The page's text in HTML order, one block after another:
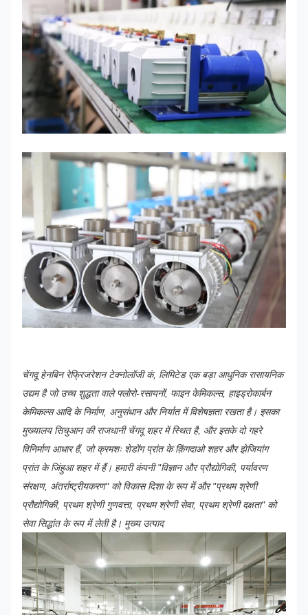
चेंगदू हेनबिन रेफ्रिजरेशन टेक्नोलॉजी कं, लिमिटेड एक बड़ा आधुनिक रासायनिक
उद्यम है जो उच्च शुद्धता वाले फ्लोरो-रसायनों, फाइन केमिकल्स, हाइड्रोकार्बन
केमिकल्स आदि के निर्माण, अनुसंधान और निर्यात में विशेषज्ञता रखता है। इसका
मुख्यालय सिचुआन की राजधानी चेंगदू शहर में स्थित है, और इसके दो गहरे
विनिर्माण आधार हैं, जो क्रमशः शेडोंग प्रांत के क़िंगदाओ शहर और झेजियांग
प्रांत के जिंहुआ शहर में हैं। हमारी कंपनी "विज्ञान और प्रौद्योगिकी, पर्यावरण
संरक्षण, अंतर्राष्ट्रीयकरण" को विकास दिशा के रूप में और "प्रथम श्रेणी
प्रौद्योगिकी, प्रथम श्रेणी गुणवत्ता, प्रथम श्रेणी सेवा, प्रथम श्रेणी दक्षता" को
सेवा सिद्धांत के रूप में लेती है। मुख्य उत्पाद